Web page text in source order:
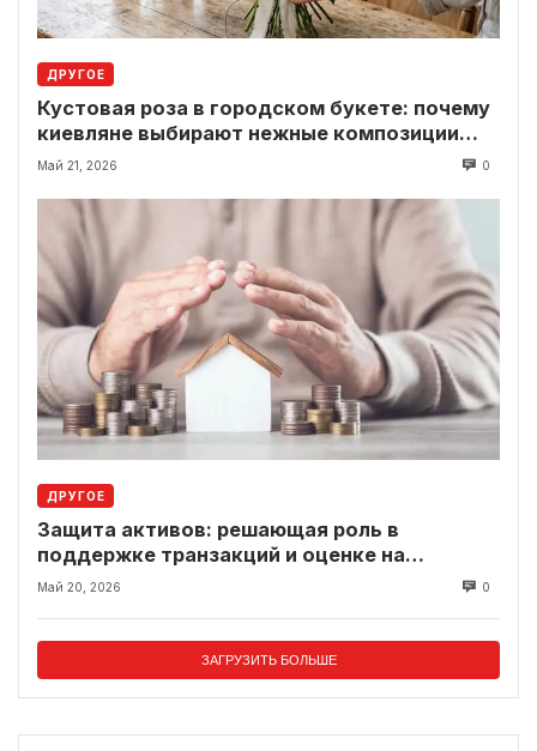
ДРУГОЕ
Кустовая роза в городском букете: почему
киевляне выбирают нежные композиции
вместо классики
Май 21, 2026 0
ДРУГОЕ
Защита активов: решающая роль в
поддержке транзакций и оценке на
современном рынке
Май 20, 2026 0
ЗАГРУЗИТЬ БОЛЬШЕ